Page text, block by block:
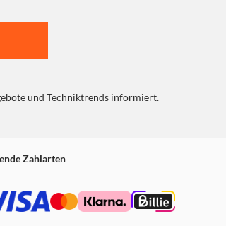
und Techniktrends informiert.
Zahlarten